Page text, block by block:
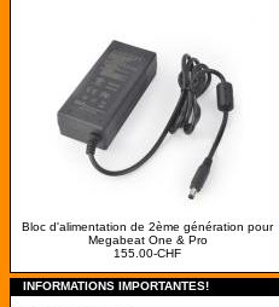
Bloc d'alimentation de 2ème génération pour
Megabeat One & Pro
155.00-CHF
INFORMATIONS IMPORTANTES!